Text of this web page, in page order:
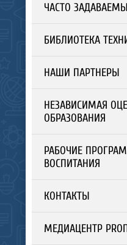
ЧАСТО
БИБЛИОТЕКА
НАШИ ПАРТНЕРЫ
НЕЗАВИСИМАЯ
ОБРАЗОВАНИЯ
РАБОЧИЕ
ВОСПИТАНИЯ
КОНТАКТЫ
МЕДИАЦЕНТР